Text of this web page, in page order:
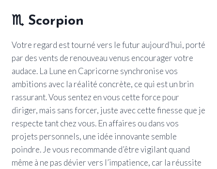
♏ Scorpion
Votre regard est tourné vers le futur aujourd’hui, porté
par des vents de renouveau venus encourager votre
audace. La Lune en Capricorne synchronise vos
ambitions avec la réalité concrète, ce qui est un brin
rassurant. Vous sentez en vous cette force pour
diriger, mais sans forcer, juste avec cette finesse que je
respecte tant chez vous. En affaires ou dans vos
projets personnels, une idée innovante semble
poindre. Je vous recommande d’être vigilant quand
même à ne pas dévier vers l’impatience, car la réussite